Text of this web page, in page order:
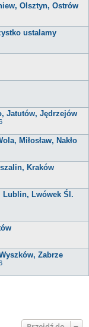
Olsztyn, Ostrów
ustalamy
Jatutów, Jędrzejów
Miłosław, Nakło
Kraków
Lublin, Lwówek Śl.
Zabrze